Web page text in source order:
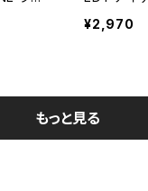
シャツ
半袖 t
ナ ショー
大きいサ
¥2,970
もっと見る